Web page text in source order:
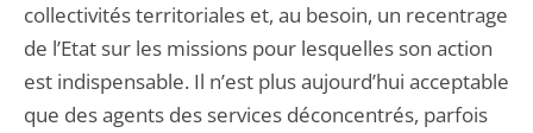
collectivités territoriales et, au besoin, un recentrage
de l’Etat sur les missions pour lesquelles son action
est indispensable. Il n’est plus aujourd’hui acceptable
que des agents des services déconcentrés, parfois